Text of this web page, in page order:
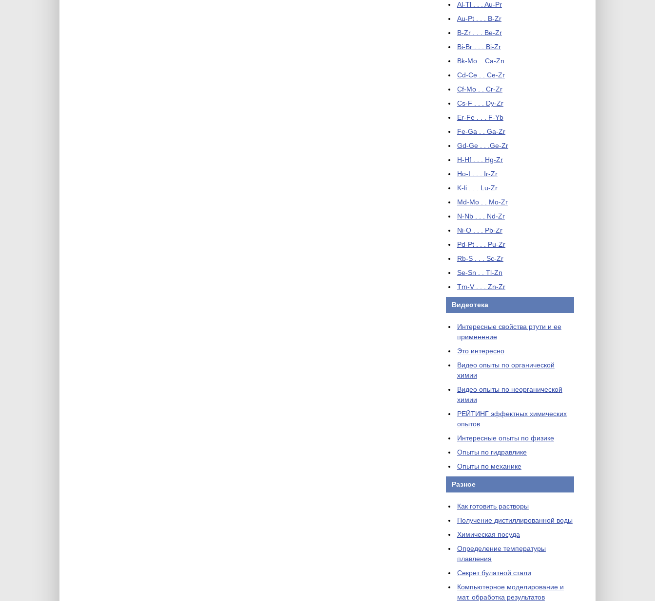
Al-Tl . . . Au-Pr
Au-Pt . . . B-Zr
B-Zr . . . Be-Zr
Bi-Br . . . Bi-Zr
Bk-Mo . .Ca-Zn
Cd-Ce . . Ce-Zr
Cf-Mo . . Cr-Zr
Cs-F . . . Dy-Zr
Er-Fe . . . F-Yb
Fe-Ga . . Ga-Zr
Gd-Ge . . .Ge-Zr
H-Hf . . . Hg-Zr
Ho-I . . . Ir-Zr
K-li . . . Lu-Zr
Md-Mo . . Mo-Zr
N-Nb . . . Nd-Zr
Ni-O . . . Pb-Zr
Pd-Pt . . . Pu-Zr
Rb-S . . . Sc-Zr
Se-Sn . . Tl-Zn
Tm-V . . . Zn-Zr
Видеотека
Интересные свойства ртути и ее
применение
Это интересно
Видео опыты по органической
химии
Видео опыты по неорганической
химии
РЕЙТИНГ эффектных химических
опытов
Интересные опыты по физике
Опыты по гидравлике
Опыты по механике
Разное
Как готовить растворы
Получение дистиллированной воды
Химическая посуда
Определение температуры
плавления
Секрет булатной стали
Компьютерное моделирование и
мат. обработка результатов